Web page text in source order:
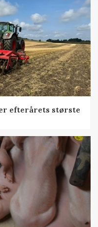
efterårets største